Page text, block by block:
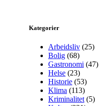
Kategorier
Arbeidsliv (25)
Bolig (68)
Gastronomi (47)
Helse (23)
Historie (53)
Klima (113)
Kriminalitet (5)